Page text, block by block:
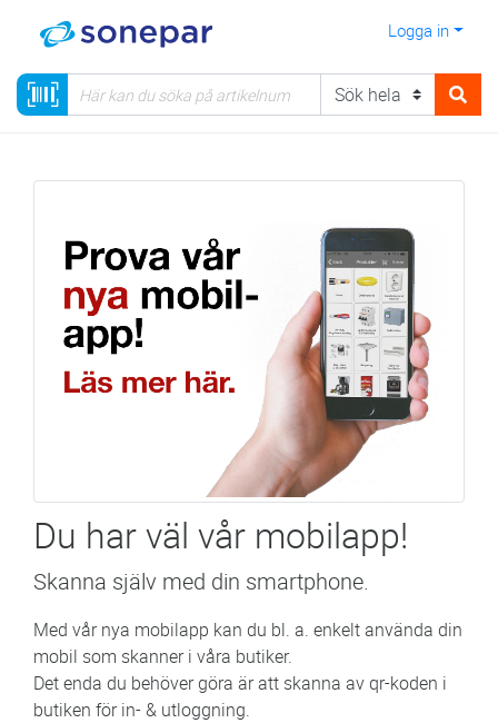
Logga in
Du har väl vår mobilapp!
Skanna själv med din smartphone.
Med vår nya mobilapp kan du bl. a. enkelt använda din
mobil som skanner i våra butiker.
Det enda du behöver göra är att skanna av qr-koden i
butiken för in- & utloggning.